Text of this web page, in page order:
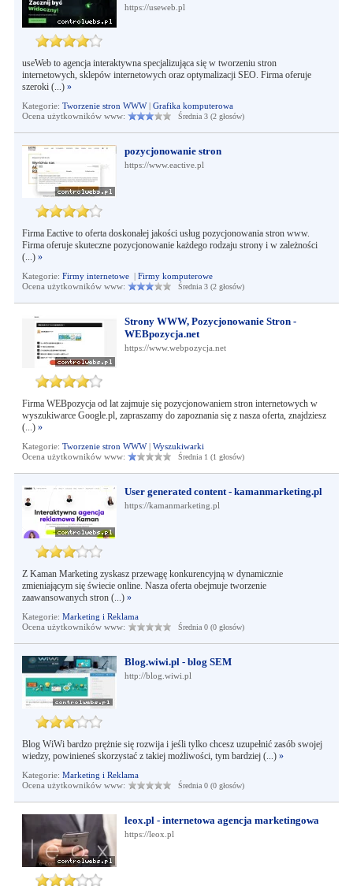
https://useweb.pl
useWeb to agencja interaktywna specjalizująca się w tworzeniu stron
internetowych, sklepów internetowych oraz optymalizacji SEO. Firma oferuje
szeroki (...) »
Kategorie: Tworzenie stron WWW| Grafika komputerowa
Ocena użytkowników www:
Średnia 3 (2 głosów)
pozycjonowanie stron
https://www.eactive.pl
Firma Eactive to oferta doskonałej jakości usług pozycjonowania stron www.
Firma oferuje skuteczne pozycjonowanie każdego rodzaju strony i w zależności
(...) »
Kategorie: Firmy internetowe | Firmy komputerowe
Ocena użytkowników www:
Średnia 3 (2 głosów)
Strony WWW, Pozycjonowanie Stron -
WEBpozycja.net
https://www.webpozycja.net
Firma WEBpozycja od lat zajmuje się pozycjonowaniem stron internetowych w
wyszukiwarce Google.pl, zapraszamy do zapoznania się z nasza oferta, znajdziesz
(...) »
Kategorie: Tworzenie stron WWW| Wyszukiwarki
Ocena użytkowników www:
Średnia 1 (1 głosów)
User generated content - kamanmarketing.pl
https://kamanmarketing.pl
Z Kaman Marketing zyskasz przewagę konkurencyjną w dynamicznie
zmieniającym się świecie online. Nasza oferta obejmuje tworzenie
zaawansowanych stron (...) »
Kategorie: Marketing i Reklama
Ocena użytkowników www:
Średnia 0 (0 głosów)
Blog.wiwi.pl - blog SEM
http://blog.wiwi.pl
Blog WiWi bardzo prężnie się rozwija i jeśli tylko chcesz uzupełnić zasób swojej
wiedzy, powinieneś skorzystać z takiej możliwości, tym bardziej (...) »
Kategorie: Marketing i Reklama
Ocena użytkowników www:
Średnia 0 (0 głosów)
leox.pl - internetowa agencja marketingowa
https://leox.pl